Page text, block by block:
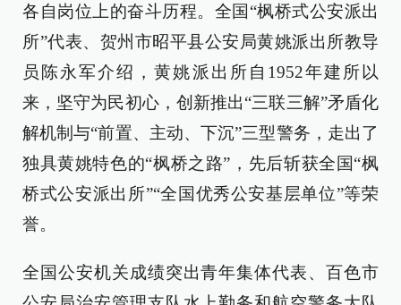
各自岗位上的奋斗历程。全国“枫桥式公安派出
所”代表、贺州市昭平县公安局黄姚派出所教导
员陈永军介绍，黄姚派出所自1952年建所以
来，坚守为民初心，创新推出“三联三解”矛盾化
解机制与“前置、主动、下沉”三型警务，走出了
独具黄姚特色的“枫桥之路”，先后斩获全国“枫
桥式公安派出所”“全国优秀公安基层单位”等荣
誉。
全国公安机关成绩突出青年集体代表、百色市